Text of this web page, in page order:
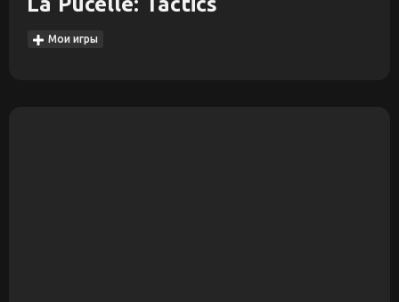
Мои игры